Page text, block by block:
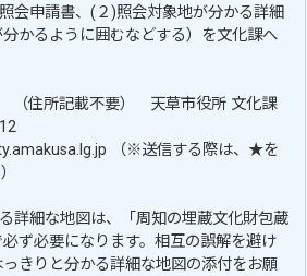
会申請書、(２)照会対象地が分かる詳細
かるように囲むなどする）を文化課へ
住所記載不要） 天草市役所 文化課
（※送信する際は、★を
詳細な地図は、「周知の埋蔵文化財包蔵
ず必要になります。相互の誤解を避け
きりと分かる詳細な地図の添付をお願